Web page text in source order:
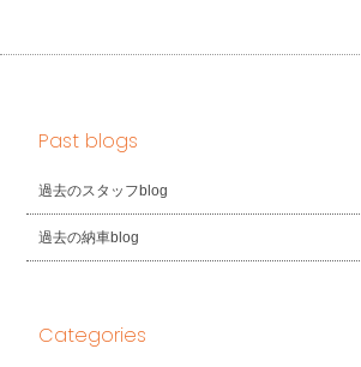
Past blogs
過去のスタッフblog
過去の納車blog
Categories